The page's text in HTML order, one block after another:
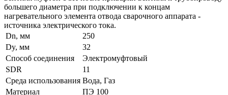
большего диаметра при подключении к концам
нагревательного элемента отвода сварочного аппарата -
источника электрического тока.
Dn, мм
250
Dy, мм
32
Способ соединения
Электромуфтовый
SDR
11
Среда использования Вода, Газ
Материал
ПЭ 100